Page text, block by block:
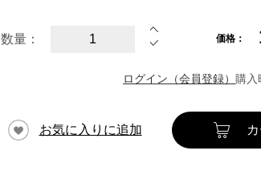
数量： 価格：
ログイン（会員登録） 購入
お気に入りに追加